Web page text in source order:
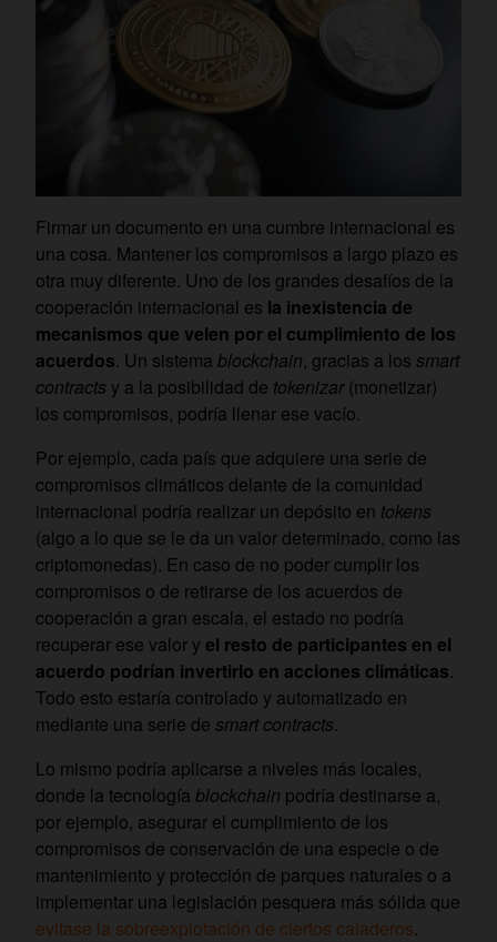
Firmar un documento en una cumbre internacional es
una cosa. Mantener los compromisos a largo plazo es
otra muy diferente. Uno de los grandes desafíos de la
cooperación internacional es la inexistencia de
mecanismos que velen por el cumplimiento de los
acuerdos. Un sistema blockchain, gracias a los smart
contracts y a la posibilidad de tokenizar(monetizar)
los compromisos, podría llenar ese vacío.
Por ejemplo, cada país que adquiere una serie de
compromisos climáticos delante de la comunidad
internacional podría realizar un depósito en tokens
(algo a lo que se le da un valor determinado, como las
criptomonedas). En caso de no poder cumplir los
compromisos o de retirarse de los acuerdos de
cooperación a gran escala, el estado no podría
recuperar ese valor y el resto de participantes en el
acuerdo podrían invertirlo en acciones climáticas.
Todo esto estaría controlado y automatizado en
mediante una serie de smart contracts.
Lo mismo podría aplicarse a niveles más locales,
donde la tecnología blockchain podría destinarse a,
por ejemplo, asegurar el cumplimiento de los
compromisos de conservación de una especie o de
mantenimiento y protección de parques naturales o a
implementar una legislación pesquera más sólida que
evitase la sobreexplotación de ciertos caladeros.